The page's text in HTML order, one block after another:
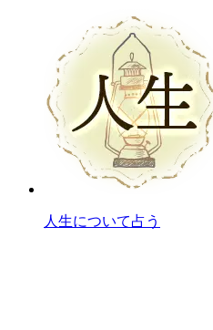
人生について占う